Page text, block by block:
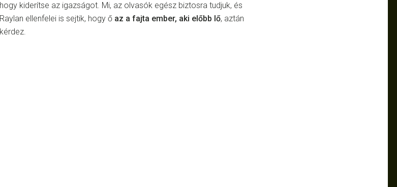
hogy kiderítse az igazságot. Mi, az olvasók egész biztosra tudjuk, és
Raylan ellenfelei is sejtik, hogy ő az a fajta ember, aki előbb lő, aztán
kérdez.